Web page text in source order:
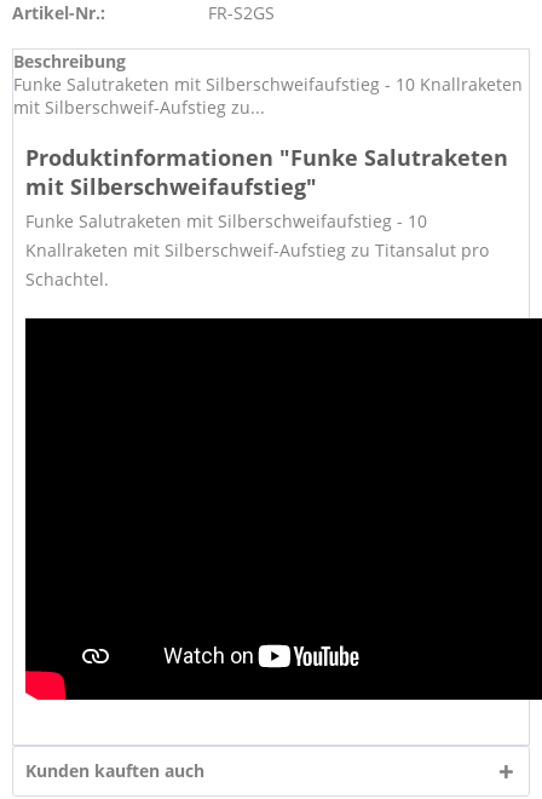
Artikel-Nr.: FR-S2GS
Beschreibung
Funke Salutraketen mit Silberschweifaufstieg - 10 Knallraketen
mit Silberschweif-Aufstieg zu...
Produktinformationen "Funke Salutraketen
mit Silberschweifaufstieg"
Funke Salutraketen mit Silberschweifaufstieg - 10
Knallraketen mit Silberschweif-Aufstieg zu Titansalut pro
Schachtel.
Kunden kauften auch